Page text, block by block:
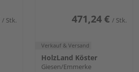
/ Stk. 471,24 € / Stk.
Verkauf & Versand
HolzLand Köster
Giesen/Emmerke